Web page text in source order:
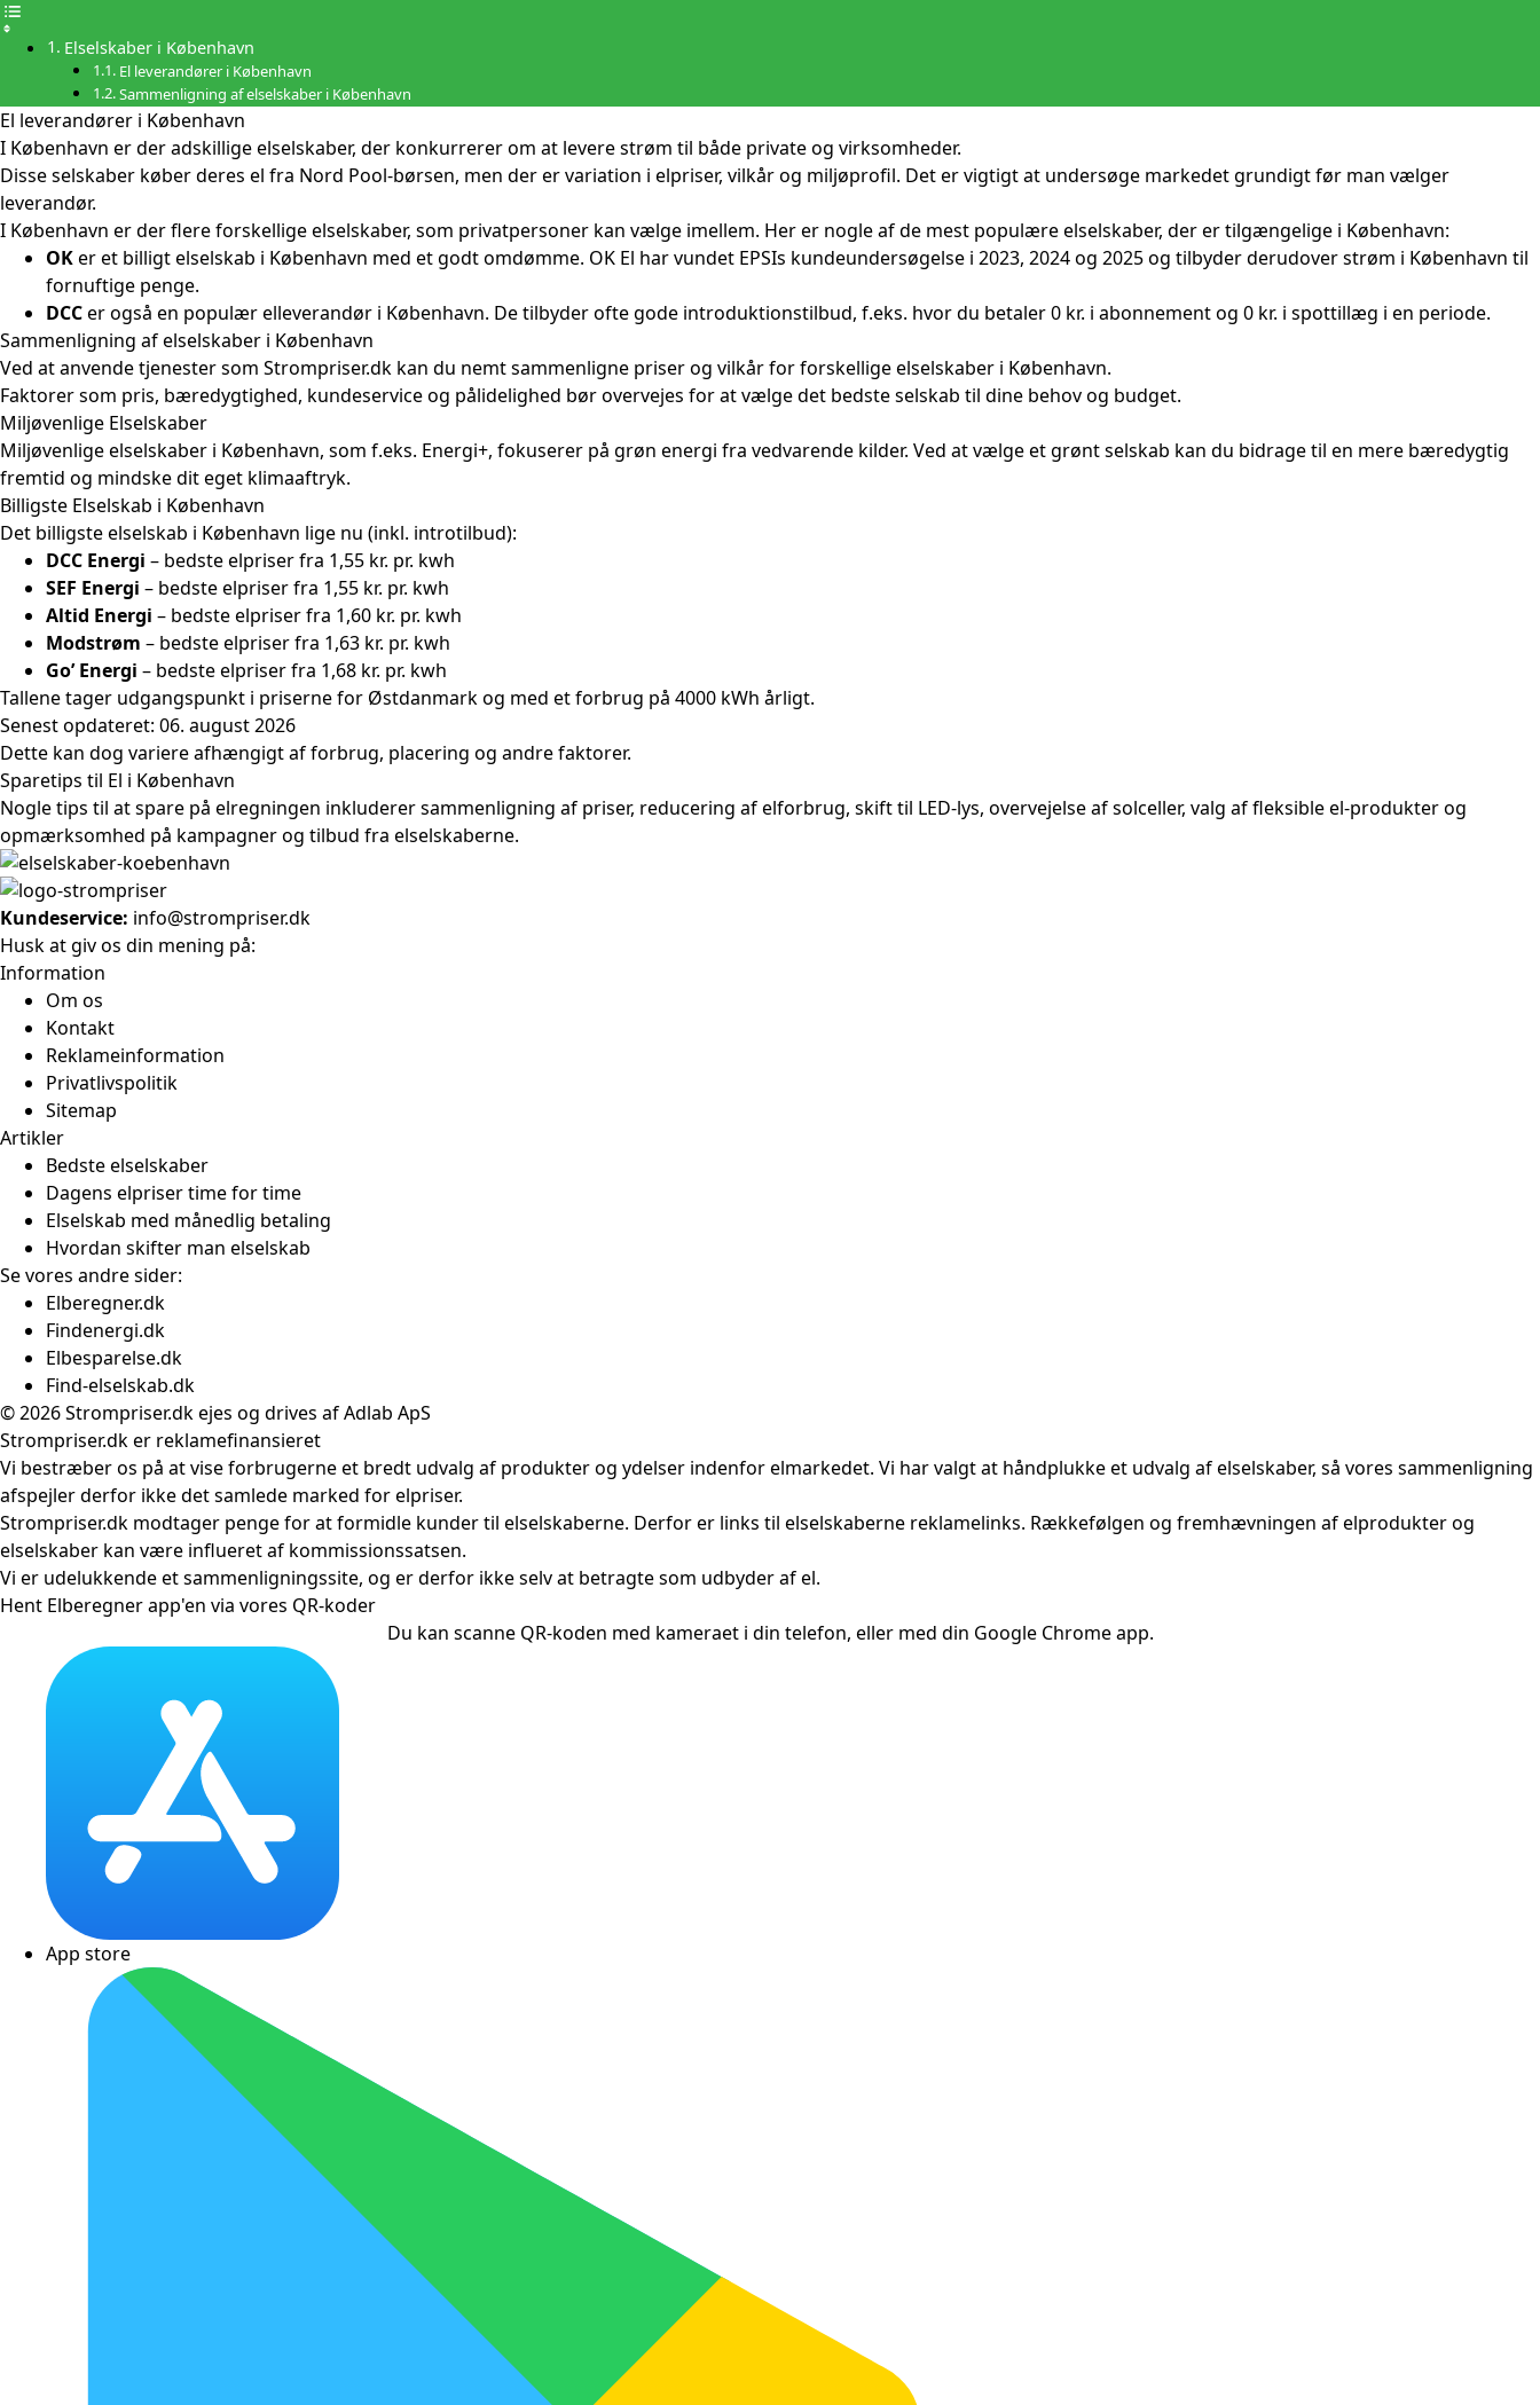
Elselskaber i København
El leverandører i København
Sammenligning af elselskaber i København
El leverandører i København
I København er der adskillige elselskaber, der konkurrerer om at levere strøm til både private og virksomheder.
Disse selskaber køber deres el fra Nord Pool-børsen, men der er variation i elpriser, vilkår og miljøprofil. Det er vigtigt at undersøge markedet grundigt før man vælger
leverandør.
I København er der flere forskelligeelselskaber, som privatpersoner kan vælge imellem. Her er nogle af de mest populære elselskaber, der er tilgængelige i København:
OKer et billigt elselskab i København med et godt omdømme. OK El har vundet EPSIs kundeundersøgelse i 2023, 2024 og 2025 og tilbyder derudover strøm i København til
fornuftige penge.
DCCer også en populær elleverandør i København. De tilbyder ofte gode introduktionstilbud, f.eks. hvor du betaler 0 kr. i abonnement og 0 kr. i spottillæg i en periode.
Sammenligning af elselskaber i København
Ved at anvende tjenester som Strompriser.dk kan du nemt sammenligne priser og vilkår for forskellige elselskaber i København.
Faktorer som pris, bæredygtighed, kundeservice og pålidelighed bør overvejes for at vælge det bedste selskab til dine behov og budget.
Miljøvenlige Elselskaber
Miljøvenlige elselskaber i København, som f.eks. Energi+, fokuserer på grøn energi fra vedvarende kilder. Ved at vælge et grønt selskab kan du bidrage til en mere bæredygtig
fremtid og mindske dit eget klimaaftryk.
Billigste Elselskab i København
Det billigste elselskab i København lige nu (inkl. introtilbud):
DCC Energi – bedste elpriser fra 1,55 kr. pr. kwh
SEF Energi – bedste elpriser fra 1,55 kr. pr. kwh
Altid Energi – bedste elpriser fra 1,60 kr. pr. kwh
Modstrøm – bedste elpriser fra 1,63 kr. pr. kwh
Go’ Energi – bedste elpriser fra 1,68 kr. pr. kwh
Tallene tager udgangspunkt i priserne for Østdanmark og med et forbrug på 4000 kWh årligt.
Senest opdateret: 06. august 2026
Dette kan dog variere afhængigt af forbrug, placering og andre faktorer.
Sparetips til El i København
Nogle tips til at spare på elregningen inkluderer sammenligning af priser, reducering af elforbrug, skift til LED-lys, overvejelse af solceller, valg af fleksible el-produkter og
opmærksomhed på kampagner og tilbud fra elselskaberne.
Kundeservice: info@strompriser.dk
Husk at giv os din mening på:
Information
Om os
Kontakt
Reklameinformation
Privatlivspolitik
Sitemap
Artikler
Bedste elselskaber
Dagens elpriser time for time
Elselskab med månedlig betaling
Hvordan skifter man elselskab
Se vores andre sider:
Elberegner.dk
Findenergi.dk
Elbesparelse.dk
Find-elselskab.dk
© 2026 Strompriser.dk ejes og drives af Adlab ApS
Strompriser.dk er reklamefinansieret
Vi bestræber os på at vise forbrugerne et bredt udvalg af produkter og ydelser indenfor elmarkedet. Vi har valgt at håndplukke et udvalg af elselskaber, så vores sammenligning
afspejler derfor ikke det samlede marked for elpriser.
Strompriser.dk modtager penge for at formidle kunder til elselskaberne. Derfor er links til elselskaberne reklamelinks. Rækkefølgen og fremhævningen af elprodukter og
elselskaber kan være influeret af kommissionssatsen.
Vi er udelukkende et sammenligningssite, og er derfor ikke selv at betragte som udbyder af el.
Hent Elberegner app'en via vores QR-koder
Du kan scanne QR-koden med kameraet i din telefon, eller med din Google Chrome app.
App store